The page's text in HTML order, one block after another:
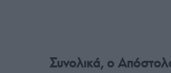
Συνολικά, ο